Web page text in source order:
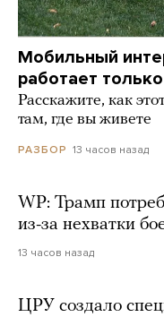
Мобильный
работает
Расскажите, как
там, где вы живете
РАЗБОР 13 часов назад
WP: Трамп
из-за нехватки
13 часов назад
ЦРУ создало